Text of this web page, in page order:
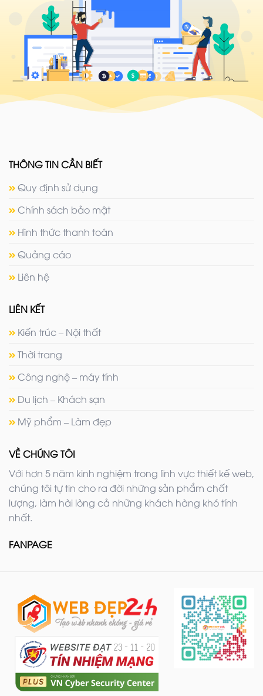
THÔNG TIN CẦN BIẾT
Quy định sử dụng
Chính sách bảo mật
Hình thức thanh toán
Quảng cáo
Liên hệ
LIÊN KẾT
Kiến trúc – Nội thất
Thời trang
Công nghệ – máy tính
Du lịch – Khách sạn
Mỹ phẩm – Làm đẹp
VỀ CHÚNG TÔI
Với hơn 5 năm kinh nghiệm trong lĩnh vực thiết kế web,
chúng tôi tự tin cho ra đời những sản phẩm chất
lượng, làm hài lòng cả những khách hàng khó tính
nhất.
FANPAGE